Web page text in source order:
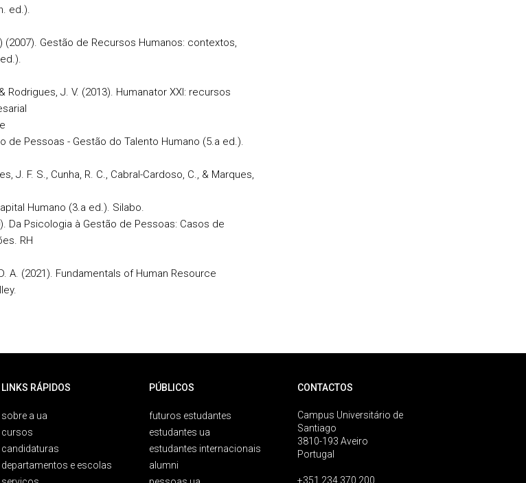
ed.).
(2007). Gestão de Recursos Humanos: contextos,
Rodrigues, J. V. (2013). Humanator XXI: recursos
de Pessoas - Gestão do Talento Humano (5.a ed.).
J. F. S., Cunha, R. C., Cabral-Cardoso, C., & Marques,
Humano (3.a ed.). Silabo.
Da Psicologia à Gestão de Pessoas: Casos de
RH
A. (2021). Fundamentals of Human Resource
LINKS RÁPIDOS
sobre a ua
cursos
candidaturas
departamentos e escolas
PÚBLICOS
futuros estudantes
estudantes ua
estudantes internacionais
alumni
CONTACTOS
Campus Universitário de
Santiago
3810-193 Aveiro
Portugal
+351 234 370 200